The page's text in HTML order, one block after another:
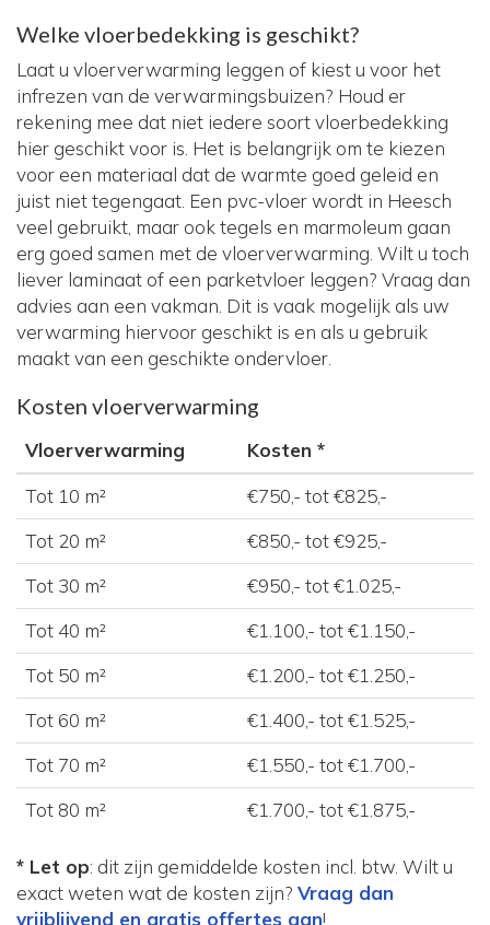
Welke vloerbedekking is geschikt?
Laat u vloerverwarming leggen of kiest u voor het
infrezen van de verwarmingsbuizen? Houd er
rekening mee dat niet iedere soort vloerbedekking
hier geschikt voor is. Het is belangrijk om te kiezen
voor een materiaal dat de warmte goed geleid en
juist niet tegengaat. Een pvc-vloer wordt in Heesch
veel gebruikt, maar ook tegels en marmoleum gaan
erg goed samen met de vloerverwarming. Wilt u toch
liever laminaat of een parketvloer leggen? Vraag dan
advies aan een vakman. Dit is vaak mogelijk als uw
verwarming hiervoor geschikt is en als u gebruik
maakt van een geschikte ondervloer.
Kosten vloerverwarming
Vloerverwarming
Kosten *
Tot 10 m²
€750,- tot €825,-
Tot 20 m²
€850,- tot €925,-
Tot 30 m²
€950,- tot €1.025,-
Tot 40 m²
€1.100,- tot €1.150,-
Tot 50 m²
€1.200,- tot €1.250,-
Tot 60 m²
€1.400,- tot €1.525,-
Tot 70 m²
€1.550,- tot €1.700,-
Tot 80 m²
€1.700,- tot €1.875,-
* Let op: dit zijn gemiddelde kosten incl. btw. Wilt u
exact weten wat de kosten zijn? Vraag dan
vrijblijvend en gratis offertes aan!